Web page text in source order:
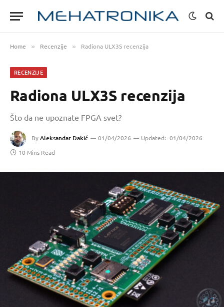
Home » Recenzije » Radiona ULX3S recenzija
RECENZIJE
Radiona ULX3S recenzija
Što da ne upoznate FPGA svet?
ByAleksandar Dakić 01/04/2026 Updated: 01/04/2026
10 Mins Read